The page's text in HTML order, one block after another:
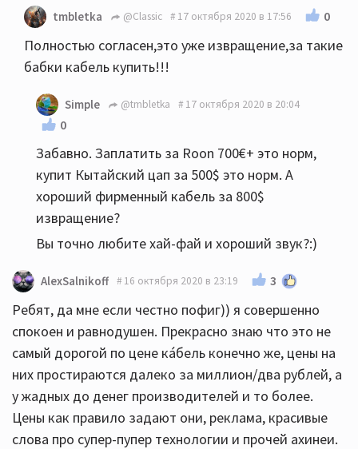
tmbletka @Classic 17 октября 2020 в 17:56 0
Полностью согласен,это уже извращение,за такие
бабки кабель купить!!!
Simple @tmbletka 17 октября 2020 в 20:04
0
Забавно. Заплатить за Roon 700€+ это норм,
купит Кытайский цап за 500$ это норм. А
хороший фирменный кабель за 800$
извращение?
Вы точно любите хай-фай и хороший звук?:)
AlexSalnikoff 16 октября 2020 в 23:19 3
Ребят, да мне если честно пофиг)) я совершенно
спокоен и равнодушен. Прекрасно знаю что это не
самый дорогой по цене ка́бель конечно же, цены на
них простираются далеко за миллион/два рублей, а
у жадных до денег производителей и то более.
Цены как правило задают они, реклама, красивые
слова про супер-пупер технологии и прочей ахинеи.